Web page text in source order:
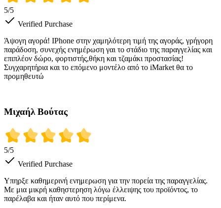
5/5
Verified Purchase
Άψογη αγορά! IPhone στην χαμηλότερη τιμή της αγοράς, γρήγορη
παράδοση, συνεχής ενημέρωση γαι το στάδιο της παραγγελίας και
επιπλέον δώρο, φορτιστής,θήκη και τζαμάκι προστασίας!
Συγχαρητήρια και το επόμενο μοντέλο από το iMarket θα το
προμηθευτώ
Μιχαήλ Βούτας
5/5
Verified Purchase
Υπηρξε καθημερινή ενημερωση για την πορεία της παραγγελίας.
Με μια μικρή καθηστερηση λόγω έλλειψης του προϊόντος, το
παρέλαβα και ήταν αυτό που περίμενα.